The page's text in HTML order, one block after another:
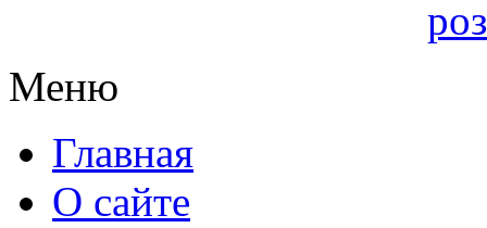
Меню
Главная
О сайте